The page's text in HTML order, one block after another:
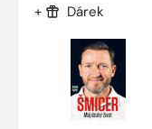
+ Dárek